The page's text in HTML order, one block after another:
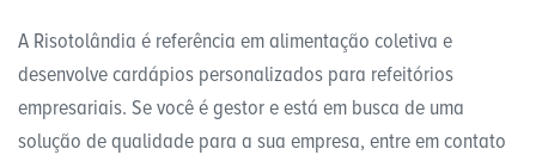
A Risotolândia é referência em alimentação coletiva e
desenvolve cardápios personalizados para refeitórios
empresariais. Se você é gestor e está em busca de uma
solução de qualidade para a sua empresa, entre em contato